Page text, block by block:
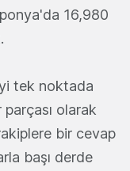
16,980
tek noktada
olarak
bir cevap
başı derde